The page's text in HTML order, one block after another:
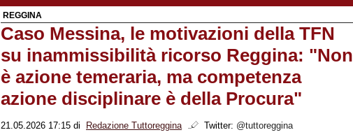
REGGINA
Caso Messina, le motivazioni della TFN
su inammissibilità ricorso Reggina: "Non
è azione temeraria, ma competenza
azione disciplinare è della Procura"
21.05.2026 17:15 di Redazione Tuttoreggina Twitter: @tuttoreggina